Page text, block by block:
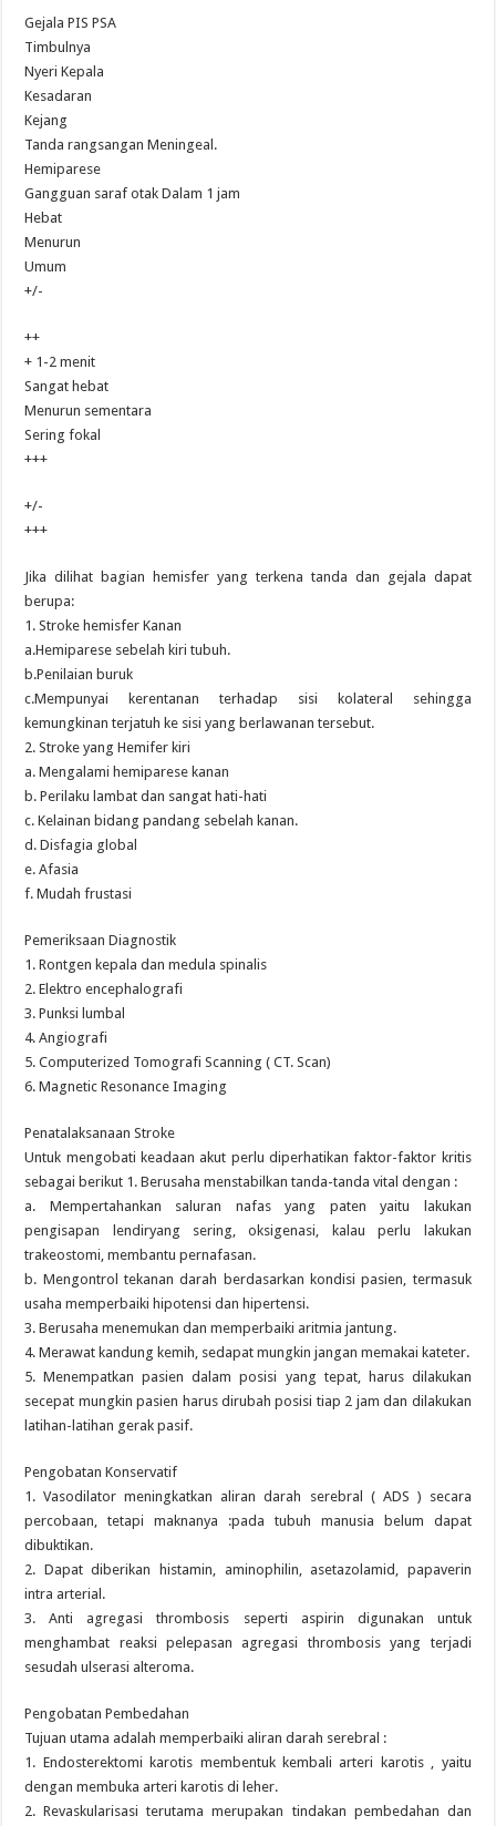
Gejala PIS PSA
Timbulnya
Nyeri Kepala
Kesadaran
Kejang
Tanda rangsangan Meningeal.
Hemiparese
Gangguan saraf otak Dalam 1 jam
Hebat
Menurun
Umum
+/-
++
+ 1-2 menit
Sangat hebat
Menurun sementara
Sering fokal
+++
+/-
+++
Jika dilihat bagian hemisfer yang terkena tanda dan gejala dapat
berupa:
1. Stroke hemisfer Kanan
a.Hemiparese sebelah kiri tubuh.
b.Penilaian buruk
c.Mempunyai kerentanan terhadap sisi kolateral sehingga
kemungkinan terjatuh ke sisi yang berlawanan tersebut.
2. Stroke yang Hemifer kiri
a. Mengalami hemiparese kanan
b. Perilaku lambat dan sangat hati-hati
c. Kelainan bidang pandang sebelah kanan.
d. Disfagia global
e. Afasia
f. Mudah frustasi
Pemeriksaan Diagnostik
1. Rontgen kepala dan medula spinalis
2. Elektro encephalografi
3. Punksi lumbal
4. Angiografi
5. Computerized Tomografi Scanning ( CT. Scan)
6. Magnetic Resonance Imaging
Penatalaksanaan Stroke
Untuk mengobati keadaan akut perlu diperhatikan faktor-faktor kritis
sebagai berikut 1. Berusaha menstabilkan tanda-tanda vital dengan :
a. Mempertahankan saluran nafas yang paten yaitu lakukan
pengisapan lendiryang sering, oksigenasi, kalau perlu lakukan
trakeostomi, membantu pernafasan.
b. Mengontrol tekanan darah berdasarkan kondisi pasien, termasuk
usaha memperbaiki hipotensi dan hipertensi.
3. Berusaha menemukan dan memperbaiki aritmia jantung.
4. Merawat kandung kemih, sedapat mungkin jangan memakai kateter.
5. Menempatkan pasien dalam posisi yang tepat, harus dilakukan
secepat mungkin pasien harus dirubah posisi tiap 2 jam dan dilakukan
latihan-latihan gerak pasif.
Pengobatan Konservatif
1. Vasodilator meningkatkan aliran darah serebral ( ADS ) secara
percobaan, tetapi maknanya :pada tubuh manusia belum dapat
dibuktikan.
2. Dapat diberikan histamin, aminophilin, asetazolamid, papaverin
intra arterial.
3. Anti agregasi thrombosis seperti aspirin digunakan untuk
menghambat reaksi pelepasan agregasi thrombosis yang terjadi
sesudah ulserasi alteroma.
Pengobatan Pembedahan
Tujuan utama adalah memperbaiki aliran darah serebral :
1. Endosterektomi karotis membentuk kembali arteri karotis , yaitu
dengan membuka arteri karotis di leher.
2. Revaskularisasi terutama merupakan tindakan pembedahan dan